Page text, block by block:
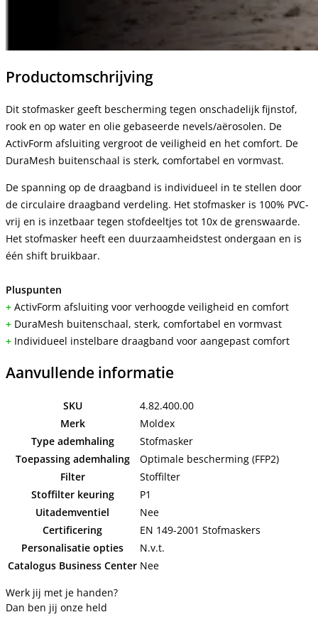
Productomschrijving
Dit stofmasker geeft bescherming tegen onschadelijk fijnstof,
rook en op water en olie gebaseerde nevels/aërosolen. De
ActivForm afsluiting vergroot de veiligheid en het comfort. De
DuraMesh buitenschaal is sterk, comfortabel en vormvast.
De spanning op de draagband is individueel in te stellen door
de circulaire draagband verdeling. Het stofmasker is 100% PVC-
vrij en is inzetbaar tegen stofdeeltjes tot 10x de grenswaarde.
Het stofmasker heeft een duurzaamheidstest ondergaan en is
één shift bruikbaar.
Pluspunten
+ ActivForm afsluiting voor verhoogde veiligheid en comfort
+ DuraMesh buitenschaal, sterk, comfortabel en vormvast
+ Individueel instelbare draagband voor aangepast comfort
Aanvullende informatie
SKU
4.82.400.00
Merk
Moldex
Type ademhaling
Stofmasker
Toepassing ademhaling
Optimale bescherming (FFP2)
Filter
Stoffilter
Stoffilter keuring
P1
Uitademventiel
Nee
Certificering
EN 149-2001 Stofmaskers
Personalisatie opties
N.v.t.
Catalogus Business Center Nee
Werk jij met je handen?
Dan ben jij onze held